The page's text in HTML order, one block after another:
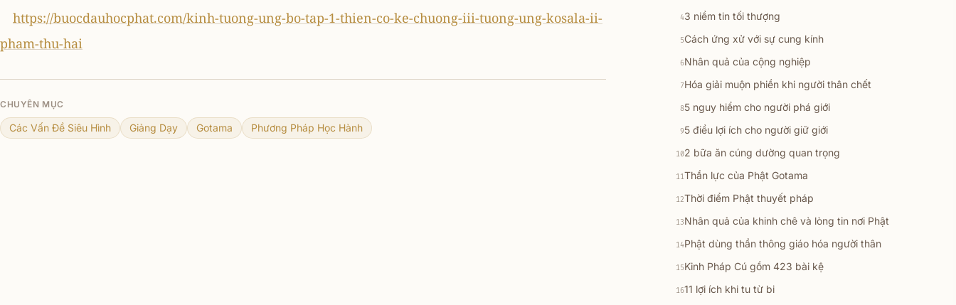
https://buocdauhocphat.com/kinh-tuong-ung-bo-tap-1-thien-co-ke-chuong-iii-tuong-ung-kosala-ii-
pham-thu-hai
CHUYÊN MỤC
Các Vấn Đề Siêu Hình Giảng Dạy Gotama Phương Pháp Học Hành
43 niềm tin tối thượng
5Cách ứng xử với sự cung kính
6Nhân quả của cộng nghiệp
7Hóa giải muộn phiền khi người thân chết
85 nguy hiểm cho người phá giới
95 điều lợi ích cho người giữ giới
102 bữa ăn cúng dường quan trọng
11Thần lực của Phật Gotama
12Thời điểm Phật thuyết pháp
13Nhân quả của khinh chê và lòng tin nơi Phật
14Phật dùng thần thông giáo hóa người thân
15Kinh Pháp Cú gồm 423 bài kệ
1611 lợi ích khi tu từ bi